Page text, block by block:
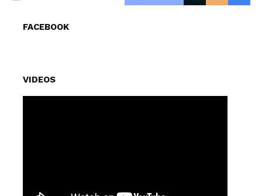
FACEBOOK
VIDEOS